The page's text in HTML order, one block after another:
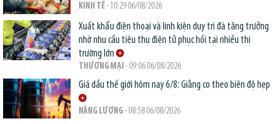
KINH TẾ- 10:29 06/08/2026
Xuất khẩu điện thoại và linh kiện duy trì đà tăng trưởng
nhờ nhu cầu tiêu thụ điện tử phục hồi tại nhiều thị
trường lớn
THƯƠNG MẠI - 09:06 06/08/2026
Giá dầu thế giới hôm nay 6/8: Giằng co theo biên độ hẹp
NĂNG LƯỢNG - 08:58 06/08/2026